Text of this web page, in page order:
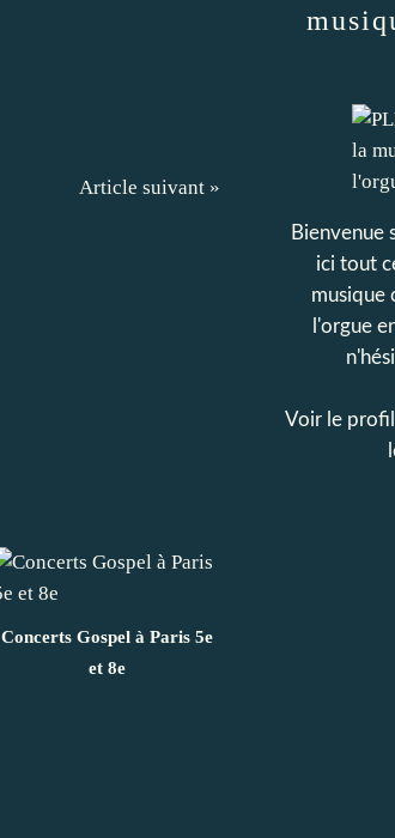
Article suivant »
Concerts Gospel à Paris 5e
et 8e
Bienvenue
ici tout
musique
l'orgue
Voir le